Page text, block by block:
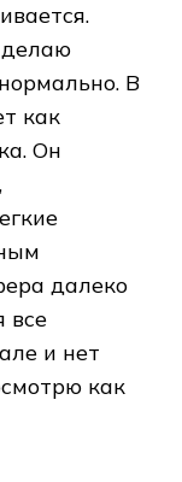
делаю
В
как
Он
далеко
все
и нет
как